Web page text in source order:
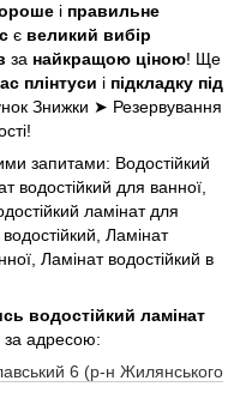
і правильне
є великий вибір
за найкращою ціною! Ще
плінтуси і підкладку під
Знижки ➤ Резервування
запитами: Водостійкий
водостійкий для ванної,
ламінат для
Ламінат
Ламінат водостійкий в
водостійкий ламінат
за адресою:
6 (р-н Жилянського